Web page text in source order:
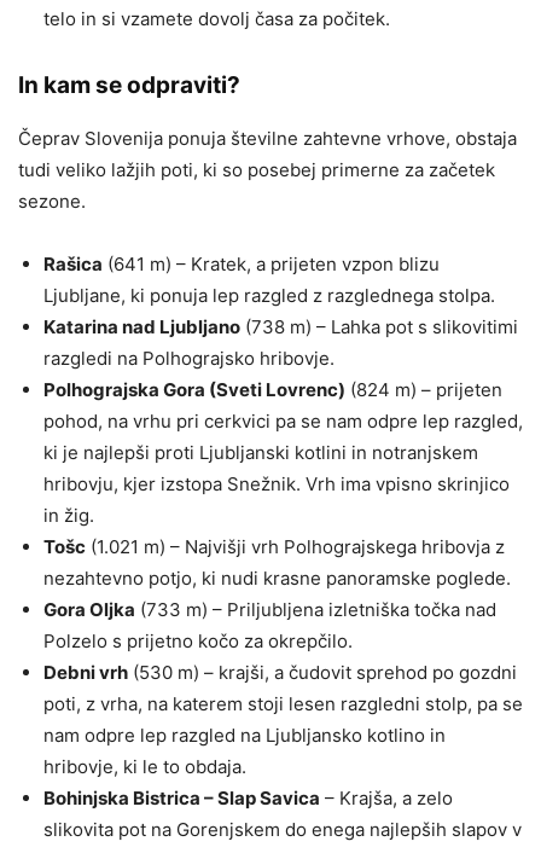
telo in si vzamete dovolj časa za počitek.
In kam se odpraviti?
Čeprav Slovenija ponuja številne zahtevne vrhove, obstaja
tudi veliko lažjih poti, ki so posebej primerne za začetek
sezone.
Rašica (641 m) – Kratek, a prijeten vzpon blizu
Ljubljane, ki ponuja lep razgled z razglednega stolpa.
Katarina nad Ljubljano (738 m) – Lahka pot s slikovitimi
razgledi na Polhograjsko hribovje.
Polhograjska Gora (Sveti Lovrenc) (824 m) – prijeten
pohod, na vrhu pri cerkvici pa se nam odpre lep razgled,
ki je najlepši proti Ljubljanski kotlini in notranjskem
hribovju, kjer izstopa Snežnik. Vrh ima vpisno skrinjico
in žig.
Tošc (1.021 m) – Najvišji vrh Polhograjskega hribovja z
nezahtevno potjo, ki nudi krasne panoramske poglede.
Gora Oljka (733 m) – Priljubljena izletniška točka nad
Polzelo s prijetno kočo za okrepčilo.
Debni vrh (530 m) – krajši, a čudovit sprehod po gozdni
poti, z vrha, na katerem stoji lesen razgledni stolp, pa se
nam odpre lep razgled na Ljubljansko kotlino in
hribovje, ki le to obdaja.
Bohinjska Bistrica – Slap Savica – Krajša, a zelo
slikovita pot na Gorenjskem do enega najlepših slapov v